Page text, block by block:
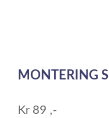
of
MONTERING
Kr 89 ,-